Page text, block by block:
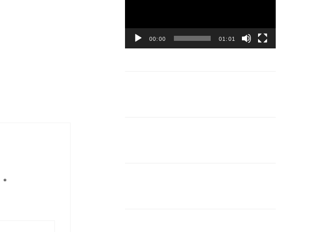
*
00:00 01:01